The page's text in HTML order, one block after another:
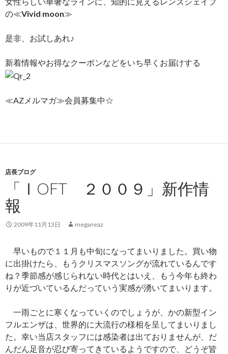
の≪Vivid moon≫
是非、お試しあれ♪
新着情報やお得なクーポンなどをいち早くお届けする
≪AZメルマガ≫会員募集中☆
店長ブログ
「ⅠOFT ２００９」新作情
報
2009年11月13日 meganeaz
早いもので１１月も中旬になってまいりました。買い物
に出掛けたら、もうクリスマスソングが流れているんです
ね？季節感が感じられない時代とはいえ、もう今年も終わ
りが近づいているんだっていう実感が湧いてまいります。
一雨ごとに寒くなっていくのでしょうが、かの新型イン
フルエンザは、世界的に大流行の様相を呈してまいりまし
た。幸い当店スタッフには感染者は出ておりませんが、だ
んだん足音が忍び寄ってきているようですので、どうぞ皆